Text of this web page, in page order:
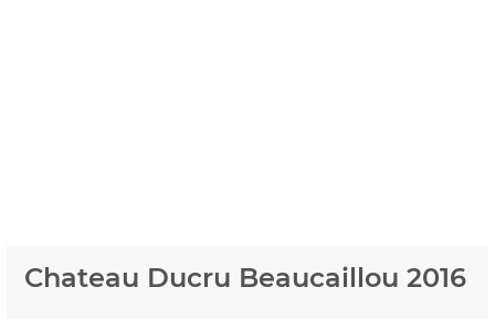
Chateau Ducru Beaucaillou 2016